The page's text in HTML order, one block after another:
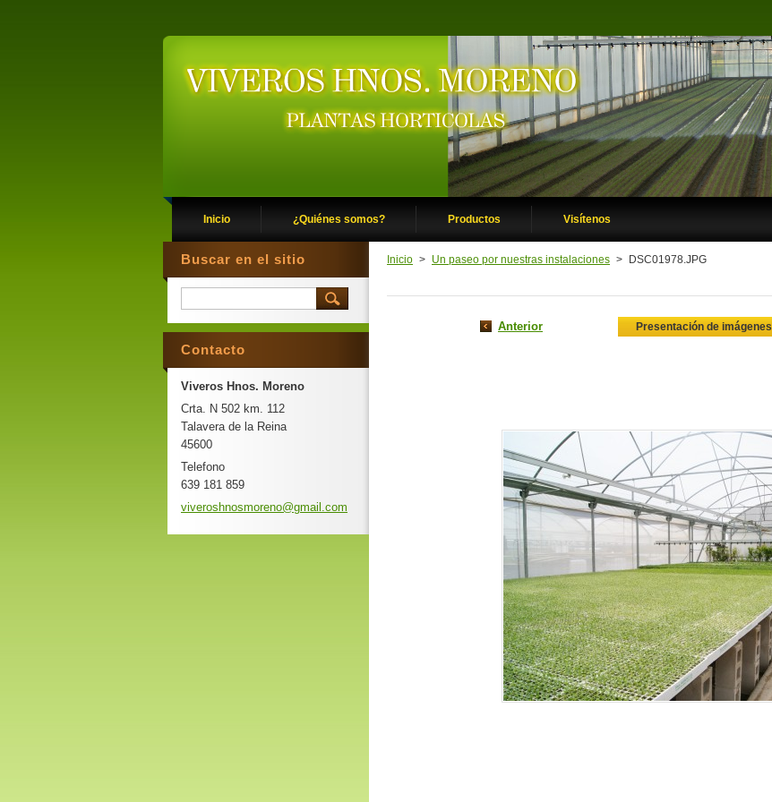
Inicio ¿Quiénes somos? Productos Visítenos
Inicio > Un paseo por nuestras instalaciones > DSC01978.JPG
Anterior Presentación de imágenes
Buscar en el sitio
Contacto
Viveros Hnos. Moreno
Crta. N 502 km. 112
Talavera de la Reina
45600
Telefono
639 181 859
viveroshnosmoreno@gmail.com